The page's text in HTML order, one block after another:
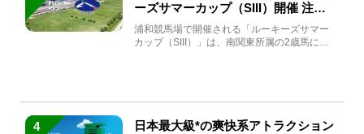
ーズサマーカップ（SIII）開催 注目
馬と見どころをチェック
浦和競馬場で開催される「ルーキーズサマー
カップ（SIII）」は、南関東所属の2歳馬によ
4
日本最大級*の爽快系アトラクション